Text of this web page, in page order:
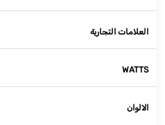
العلامات التجارية
WATTS
الالوان